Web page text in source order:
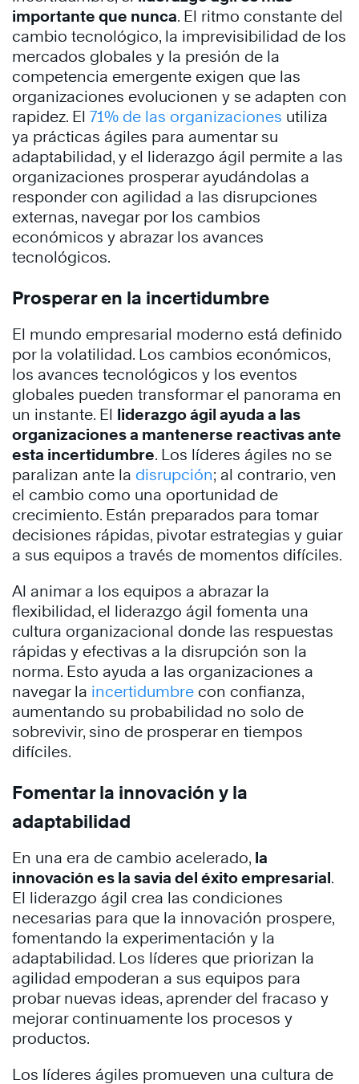
importante que nunca. El ritmo constante del
cambio tecnológico, la imprevisibilidad de los
mercados globales y la presión de la
competencia emergente exigen que las
organizaciones evolucionen y se adapten con
rapidez. El 71% de las organizaciones utiliza
ya prácticas ágiles para aumentar su
adaptabilidad, y el liderazgo ágil permite a las
organizaciones prosperar ayudándolas a
responder con agilidad a las disrupciones
externas, navegar por los cambios
económicos y abrazar los avances
tecnológicos.
Prosperar en la incertidumbre
El mundo empresarial moderno está definido
por la volatilidad. Los cambios económicos,
los avances tecnológicos y los eventos
globales pueden transformar el panorama en
un instante. El liderazgo ágil ayuda a las
organizaciones a mantenerse reactivas ante
esta incertidumbre. Los líderes ágiles no se
paralizan ante la disrupción; al contrario, ven
el cambio como una oportunidad de
crecimiento. Están preparados para tomar
decisiones rápidas, pivotar estrategias y guiar
a sus equipos a través de momentos difíciles.
Al animar a los equipos a abrazar la
flexibilidad, el liderazgo ágil fomenta una
cultura organizacional donde las respuestas
rápidas y efectivas a la disrupción son la
norma. Esto ayuda a las organizaciones a
navegar la incertidumbre con confianza,
aumentando su probabilidad no solo de
sobrevivir, sino de prosperar en tiempos
difíciles.
Fomentar la innovación y la
adaptabilidad
En una era de cambio acelerado, la
innovación es la savia del éxito empresarial.
El liderazgo ágil crea las condiciones
necesarias para que la innovación prospere,
fomentando la experimentación y la
adaptabilidad. Los líderes que priorizan la
agilidad empoderan a sus equipos para
probar nuevas ideas, aprender del fracaso y
mejorar continuamente los procesos y
productos.
Los líderes ágiles promueven una cultura de